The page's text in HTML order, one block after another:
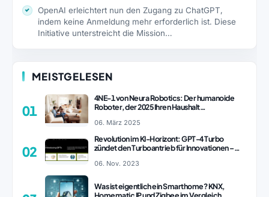
OpenAI erleichtert nun den Zugang zu ChatGPT,
indem keine Anmeldung mehr erforderlich ist. Diese
Initiative unterstreicht die Mission…
MEISTGELESEN
01
4NE-1 von Neura Robotics: Der humanoide
Roboter, der 2025 Ihren Haushalt
06. März 2025
02
Revolution im KI-Horizont: GPT-4 Turbo
zündet den Turboantrieb für Innovationen –
06. Nov. 2023
Was ist eigentlich ein Smarthome? KNX,